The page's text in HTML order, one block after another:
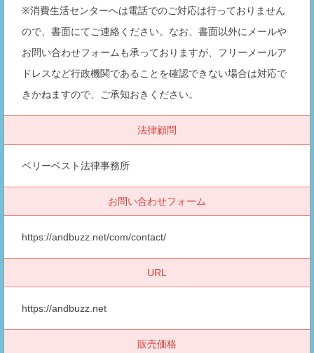
※消費生活センターへは電話でのご対応は行っておりません
ので、書面にてご連絡ください。なお、書面以外にメールや
お問い合わせフォームも承っておりますが、フリーメールア
ドレスなど行政機関であることを確認できない場合は対応で
きかねますので、ご承知おきください。
法律顧問
ベリーベスト法律事務所
お問い合わせフォーム
https://andbuzz.net/com/contact/
URL
https://andbuzz.net
販売価格